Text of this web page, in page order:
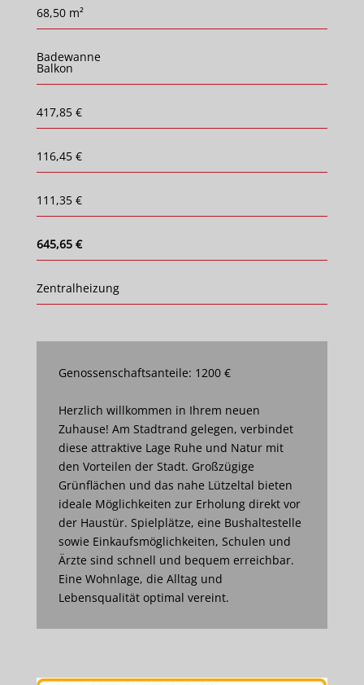
68,50 m²
Badewanne
Balkon
417,85 €
116,45 €
111,35 €
645,65 €
Zentralheizung
Genossenschaftsanteile: 1200 €
Herzlich willkommen in Ihrem neuen
Zuhause! Am Stadtrand gelegen, verbindet
diese attraktive Lage Ruhe und Natur mit
den Vorteilen der Stadt. Großzügige
Grünflächen und das nahe Lützeltal bieten
ideale Möglichkeiten zur Erholung direkt vor
der Haustür. Spielplätze, eine Bushaltestelle
sowie Einkaufsmöglichkeiten, Schulen und
Ärzte sind schnell und bequem erreichbar.
Eine Wohnlage, die Alltag und
Lebensqualität optimal vereint.